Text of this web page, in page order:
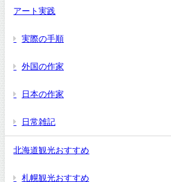
アート実践
実際の手順
外国の作家
日本の作家
日常雑記
北海道観光おすすめ
札幌観光おすすめ